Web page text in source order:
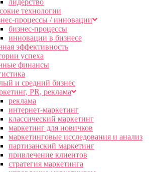
лидерство
технологии
процессы / инновации
бизнес-процессы
инновации в бизнесе
эффективность
успеха
финансы
и средний бизнес
PR, реклама
реклама
интернет-маркетинг
классический маркетинг
маркетинг для новичков
маркетинговые исследования и анализ
партизанский маркетинг
привлечение клиентов
стратегия маркетинга